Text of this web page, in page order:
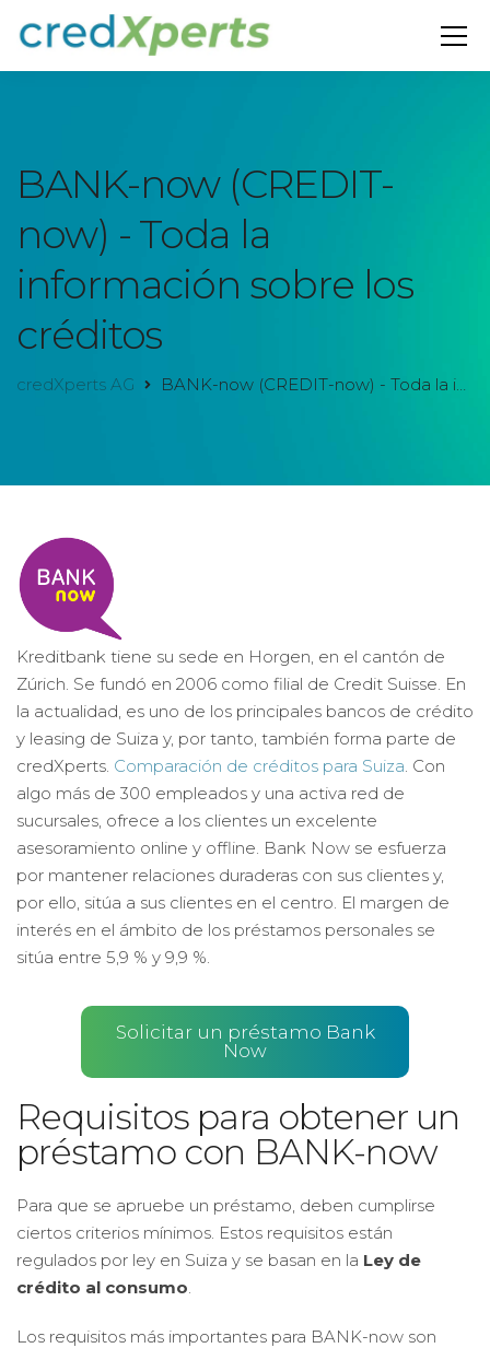
BANK-now (CREDIT-
now) - Toda la
información sobre los
créditos
credXperts AG BANK-now (CREDIT-now) - Toda la información sobre los créditos
Kreditbank tiene su sede en Horgen, en el cantón de
Zúrich. Se fundó en 2006 como filial de Credit Suisse. En
la actualidad, es uno de los principales bancos de crédito
y leasing de Suiza y, por tanto, también forma parte de
credXperts. Comparación de créditos para Suiza. Con
algo más de 300 empleados y una activa red de
sucursales, ofrece a los clientes un excelente
asesoramiento online y offline. Bank Now se esfuerza
por mantener relaciones duraderas con sus clientes y,
por ello, sitúa a sus clientes en el centro. El margen de
interés en el ámbito de los préstamos personales se
sitúa entre 5,9 % y 9,9 %.
Solicitar un préstamo Bank
Now
Requisitos para obtener un
préstamo con BANK-now
Para que se apruebe un préstamo, deben cumplirse
ciertos criterios mínimos. Estos requisitos están
regulados por ley en Suiza y se basan en la Ley de
crédito al consumo.
Los requisitos más importantes para BANK-now son